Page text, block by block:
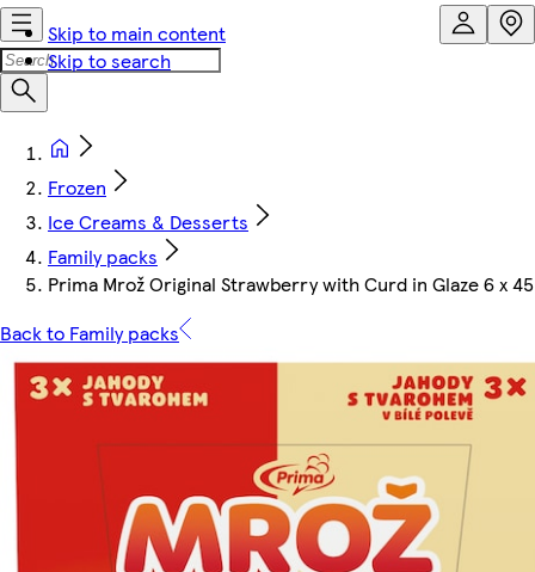
Skip to main content
Skip to search
Frozen
Ice Creams & Desserts
Family packs
Prima Mrož Original Strawberry with Curd in Glaze 6 x
Back to Family packs